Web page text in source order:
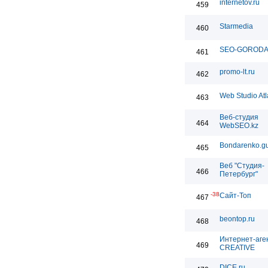
459 internetov.ru
460 Starmedia
461 SEO-GORODA
462 promo-lt.ru
463 Web Studio
464
Веб-студия
WebSEO.kz
465
466
Веб "Студия-
Петербург"
467 -38Сайт-Топ
468 beontop.ru
469
Интернет-
CREATIVE